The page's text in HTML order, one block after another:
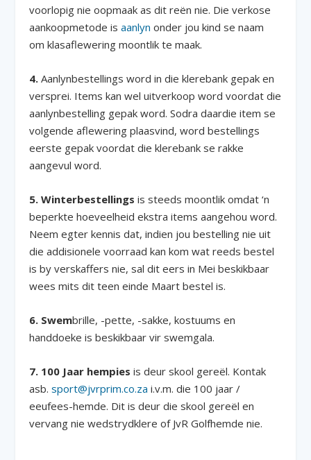
voorlopig nie oopmaak as dit reën nie. Die verkose
aankoopmetode isaanlyn onder jou kind se naam
om klasaflewering moontlik te maak.
4. Aanlynbestellings word in die klerebank gepak en
versprei. Items kan wel uitverkoop word voordat die
aanlynbestelling gepak word. Sodra daardie item se
volgende aflewering plaasvind, word bestellings
eerste gepak voordat die klerebank se rakke
aangevul word.
5. Winterbestellings is steeds moontlik omdat ‘n
beperkte hoeveelheid ekstra items aangehou word.
Neem egter kennis dat, indien jou bestelling nie uit
die addisionele voorraad kan kom wat reeds bestel
is by verskaffers nie, sal dit eers in Mei beskikbaar
wees mits dit teen einde Maart bestel is.
6. Swembrille, -pette, -sakke, kostuums en
handdoeke is beskikbaar vir swemgala.
7. 100 Jaar hempies is deur skool gereël. Kontak
asb.sport@jvrprim.co.za i.v.m. die 100 jaar /
eeufees-hemde. Dit is deur die skool gereël en
vervang nie wedstrydklere of JvR Golfhemde nie.